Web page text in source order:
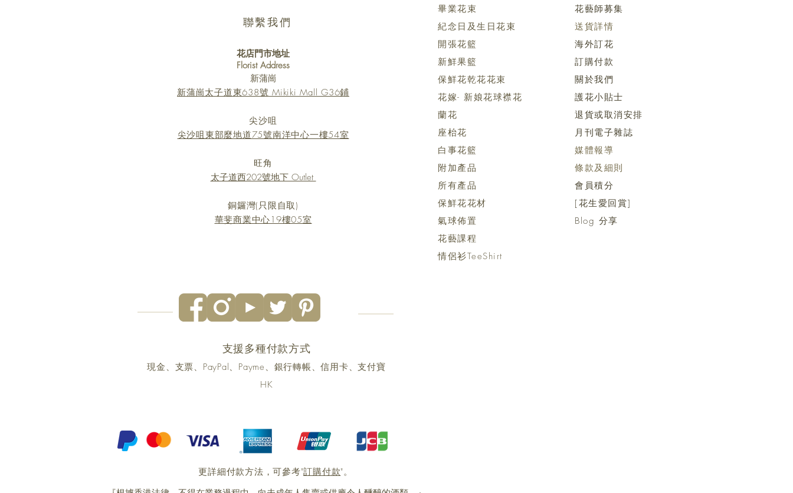
聯繫我們
花店門市地址
Florist Address
新蒲崗
新蒲崗太子道東638號 Mikiki Mall G36鋪
尖沙咀
尖沙咀東部麼地道75號南洋中心一樓54室
旺角
太子道西202號地下 Outlet
銅鑼灣(只限自取)
華斐商業中心19樓05室
畢業花束
紀念日及生日花束
開張花籃
新鮮果籃
保鮮花乾花花束
花嫁- 新娘花球襟花
蘭花
座枱花
白事花籃
附加產品
所有產品
保鮮花花材
氣球佈置
花藝課程
情侶衫TeeShirt
花藝師募集
送貨詳情
海外訂花
訂購付款
關於我們
護花小貼士
退貨或取消安排
月刊電子雜誌
媒體報導
​​條款及細則
會員積分
[花生愛回賞]
Blog 分享
支援多種付款方式
現金、支票、PayPal、Payme、銀行轉帳、信用卡、支付寶
HK
更詳細付款方法，可參考"訂購付款"。